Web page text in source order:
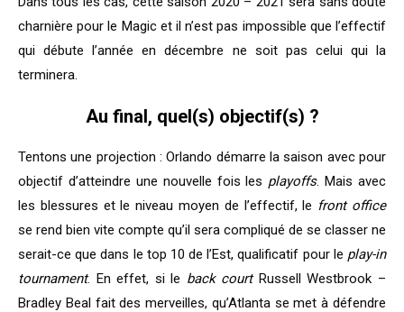
charnière pour le Magic et il n’est pas impossible que l’effectif
qui débute l’année en décembre ne soit pas celui qui la
terminera.
Au final, quel(s) objectif(s) ?
Tentons une projection : Orlando démarre la saison avec pour
objectif d’atteindre une nouvelle fois les playoffs. Mais avec
les blessures et le niveau moyen de l’effectif, le front office
se rend bien vite compte qu’il sera compliqué de se classer ne
serait-ce que dans le top 10 de l’Est, qualificatif pour le play-in
tournament. En effet, si le back courtRussell Westbrook –
Bradley Beal fait des merveilles, qu’Atlanta se met à défendre